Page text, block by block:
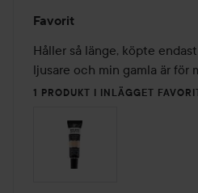
5
av
5
Favorit
Håller så länge, köpte
ljusare och min gamla är för
1 PRODUKT I INLÄGGET